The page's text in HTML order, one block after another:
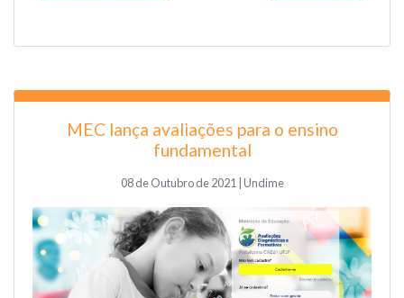
MEC lança avaliações para o ensino
fundamental
08 de Outubro de 2021 | Undime